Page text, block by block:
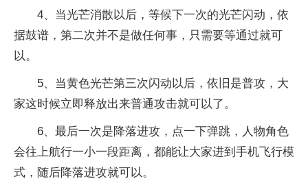
4、当光芒消散以后，等候下一次的光芒闪动，依
据鼓谱，第二次并不是做任何事，只需要等通过就可
以。
5、当黄色光芒第三次闪动以后，依旧是普攻，大
家这时候立即释放出来普通攻击就可以了。
6、最后一次是降落进攻，点一下弹跳，人物角色
会往上航行一小一段距离，都能让大家进到手机飞行模
式，随后降落进攻就可以。